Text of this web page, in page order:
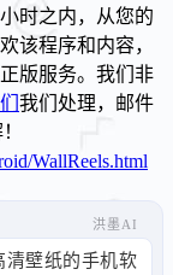
时之内，从您的
该程序和内容，
版服务。我们非
我们处理，邮件
WallReels.html
洪墨AI
清壁纸的手机软